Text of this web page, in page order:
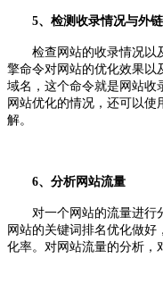
5、检测收录情况与外
检查网站的收录情况以及
擎命令对网站的优化效果以
域名，这个命令就是网站收
网站优化的情况，还可以使
解。
6、分析网站流量
对一个网站的流量进行
网站的关键词排名优化做
化率。对网站流量的分析，